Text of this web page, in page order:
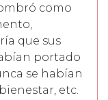
como
que sus
portado
se habían
etc.